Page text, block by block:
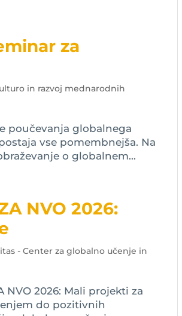
za
in razvoj mednarodnih
poučevanja globalnega
vse pomembnejša. Na
o globalnem...
NVO 2026:
- Center za globalno učenje in
NVO 2026: Mali projekti za
do pozitivnih